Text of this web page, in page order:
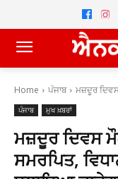
Home ਪੰਜਾਬ ਮਜ਼ਦੂਰ
ਪੰਜਾਬ ਮੁਖ ਖ਼ਬਰਾਂ
ਮਜ਼ਦੂਰ ਦਿਵਸ
ਸਮਰਪਿਤ,